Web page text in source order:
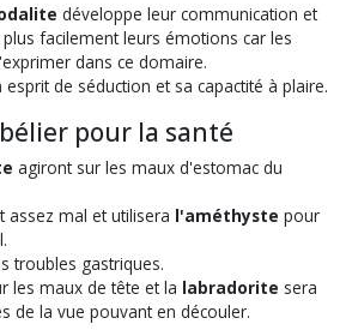
développe leur communication et
facilement leurs émotions car les
dans ce domaire.
de séduction et sa capactité à plaire.
pour la santé
agiront sur les maux d'estomac du
assez mal et utilisera l'améthyste pour
troubles gastriques.
les maux de tête et la labradorite sera
de la vue pouvant en découler.